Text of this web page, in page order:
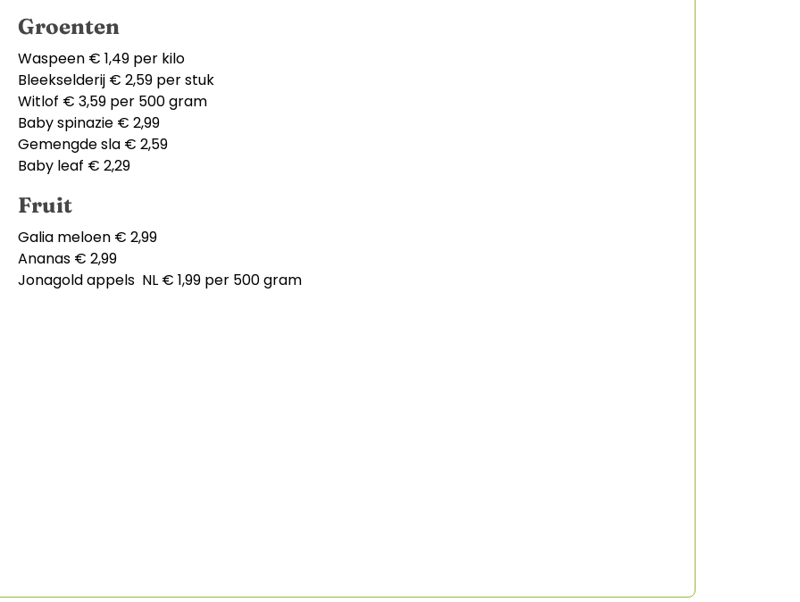
Groenten
Waspeen € 1,49 per kilo
Bleekselderij € 2,59 per stuk
Witlof € 3,59 per 500 gram
Baby spinazie € 2,99
Gemengde sla € 2,59
Baby leaf € 2,29
Fruit
Galia meloen € 2,99
Ananas € 2,99
Jonagold appels NL € 1,99 per 500 gram